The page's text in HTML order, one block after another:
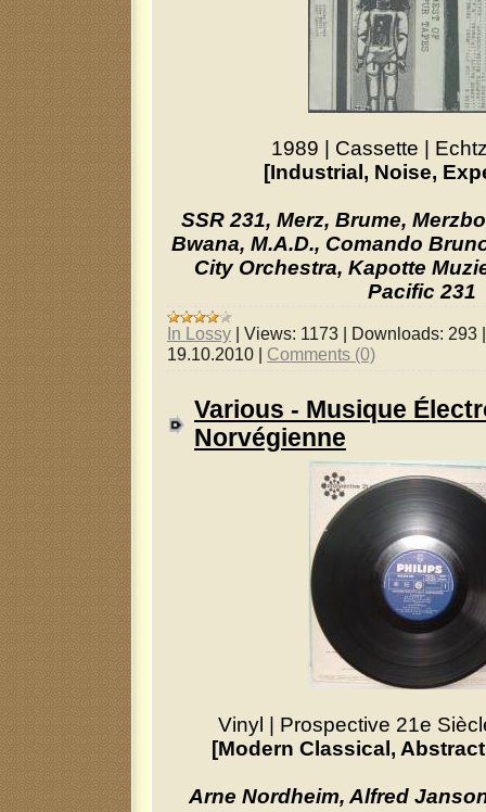
1989 Cassette
[Industrial, Noise,
SSR 231, Merz, Brume,
Bwana, M.A.D., Comando
City Orchestra, Kapotte
Pacific 231
In Lossy Views: 1173 Downloads: 293
19.10.2010
Comments (0)
Various - Musique
Norvégienne
Vinyl
Prospective 21e
[Modern Classical,
Arne Nordheim, Alfred